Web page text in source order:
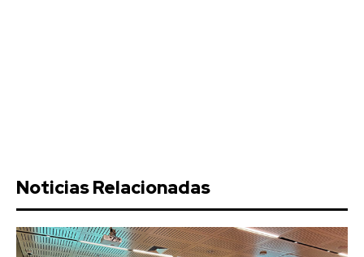
Noticias Relacionadas